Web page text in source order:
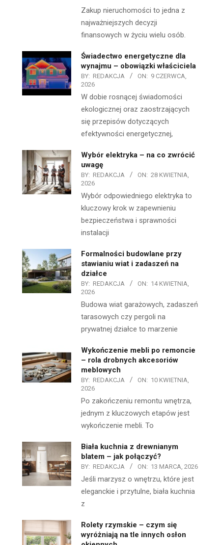
Zakup nieruchomości to jedna z
najważniejszych decyzji
finansowych w życiu wielu osób.
Świadectwo energetyczne dla
wynajmu – obowiązki właściciela
BY: REDAKCJA ON: 9 CZERWCA,
2026
W dobie rosnącej świadomości
ekologicznej oraz zaostrzających
się przepisów dotyczących
efektywności energetycznej,
Wybór elektryka – na co zwrócić
uwagę
BY: REDAKCJA ON: 28 KWIETNIA,
2026
Wybór odpowiedniego elektryka to
kluczowy krok w zapewnieniu
bezpieczeństwa i sprawności
instalacji
Formalności budowlane przy
stawianiu wiat i zadaszeń na
działce
BY: REDAKCJA ON: 14 KWIETNIA,
2026
Budowa wiat garażowych, zadaszeń
tarasowych czy pergoli na
prywatnej działce to marzenie
Wykończenie mebli po remoncie
– rola drobnych akcesoriów
meblowych
BY: REDAKCJA ON: 10 KWIETNIA,
2026
Po zakończeniu remontu wnętrza,
jednym z kluczowych etapów jest
wykończenie mebli. To
Biała kuchnia z drewnianym
blatem – jak połączyć?
BY: REDAKCJA ON: 13 MARCA, 2026
Jeśli marzysz o wnętrzu, które jest
eleganckie i przytulne, biała kuchnia
z
Rolety rzymskie – czym się
wyróżniają na tle innych osłon